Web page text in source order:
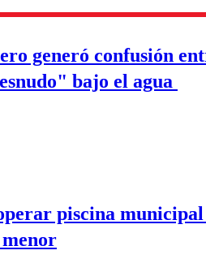
generó confusión
bajo el agua
piscina